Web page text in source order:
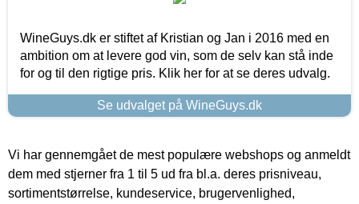
WineGuys.dk er stiftet af Kristian og Jan i 2016 med en
ambition om at levere god vin, som de selv kan stå inde
for og til den rigtige pris. Klik her for at se deres udvalg.
Se udvalget på WineGuys.dk
Vi har gennemgået de mest populære webshops og anmeldt
dem med stjerner fra 1 til 5 ud fra bl.a. deres prisniveau,
sortimentstørrelse, kundeservice, brugervenlighed,